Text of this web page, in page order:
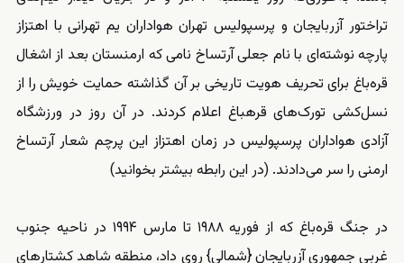
تراختور آزربایجان و پرسپولیس تهران هواداران یم تهرانی با اهتزاز
پارچه نوشته‌ای با نام جعلی آرتساخ نامی که ارمنستان بعد از اشغال
قره‌باغ برای تحریف هویت تاریخی بر آن گذاشته حمایت خویش را از
نسل‌کشی تورک‌های قرهباغ اعلام کردند. در آن روز در ورزشگاه
آزادی هواداران پرسپولیس در زمان اهتزاز این پرچم شعار آرتساخ
ارمنی را سر می‌دادند. (در این رابطه بیشتر بخوانید)
در جنگ قره‌باغ که از فوریه ۱۹۸۸ تا مارس ۱۹۹۴ در ناحیه جنوب
غربی جمهوری آزربایجان {شمالی} روی داد، منطقه شاهد کشتارهای